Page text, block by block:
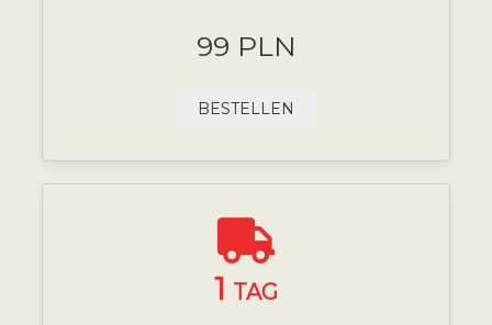
99 PLN
BESTELLEN
1 TAG